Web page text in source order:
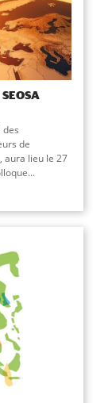
des
de
aura lieu le 27